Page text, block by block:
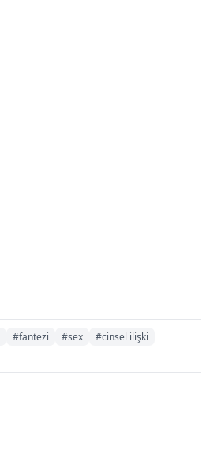
#fantezi #sex
#cinsel ilişki